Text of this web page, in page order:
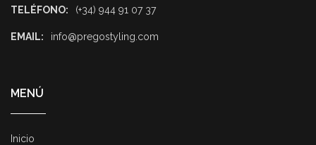
TELÉFONO: (+34) 944 91 07 37
EMAIL: info@pregostyling.com
MENÚ
Inicio